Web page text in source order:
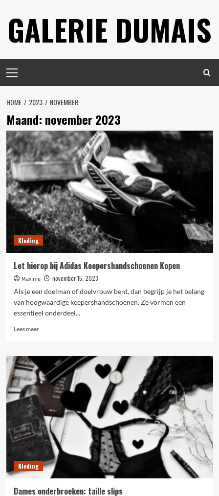
naar
inhoud
GALERIE DUMAIS
menu
HOME 2023 NOVEMBER
Maand: november 2023
Kleding
Let hierop bij Adidas Keepershandschoenen Kopen
Maxime
november 15, 2023
Als je een doelman of doelvrouw bent, dan begrijp je het belang
van hoogwaardige keepershandschoenen. Ze vormen een
essentieel onderdeel...
Lees meerLees
Let
hierop
bij
Adidas
Keepershandschoenen
Kopen
Kleding
Dames onderbroeken: taille slips